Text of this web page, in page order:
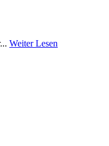
Weiter Lesen